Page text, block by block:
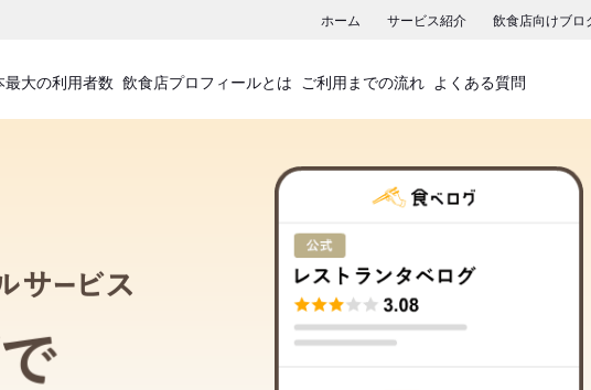
ホーム サービス紹介 飲食店向けブロ
最大の利用者数 飲食店プロフィールとは ご利用までの流れ よくある質問
飲食店プロフィールサービス